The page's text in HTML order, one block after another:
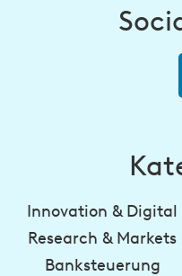
Innovation & Digital
Research & Markets
Banksteuerung